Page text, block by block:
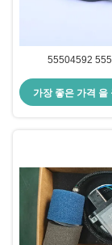
55504592
(쉐보레
가장 좋은 가격 을